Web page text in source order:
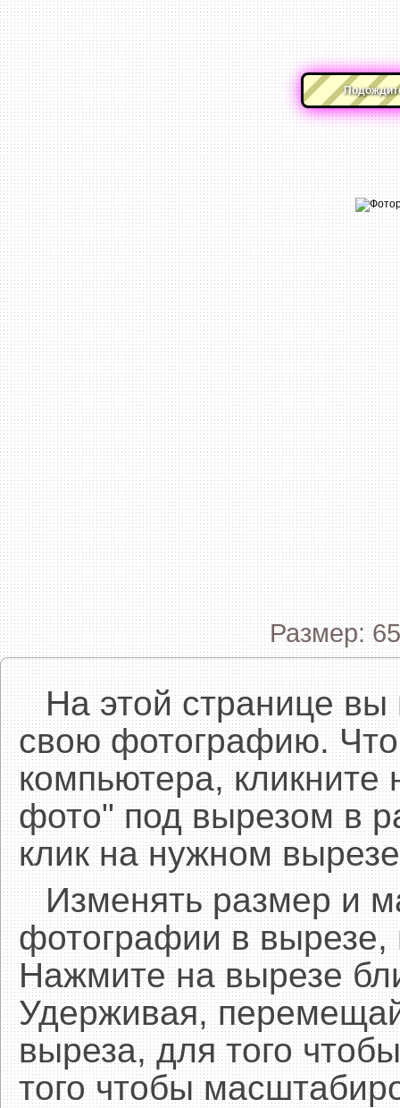
Размер:
На этой странице вы
свою фотографию.
компьютера, кликните
фото" под вырезом в
клик на нужном
Изменять размер и
фотографии в
Нажмите на вырезе
Удерживая,
выреза, для того
того чтобы